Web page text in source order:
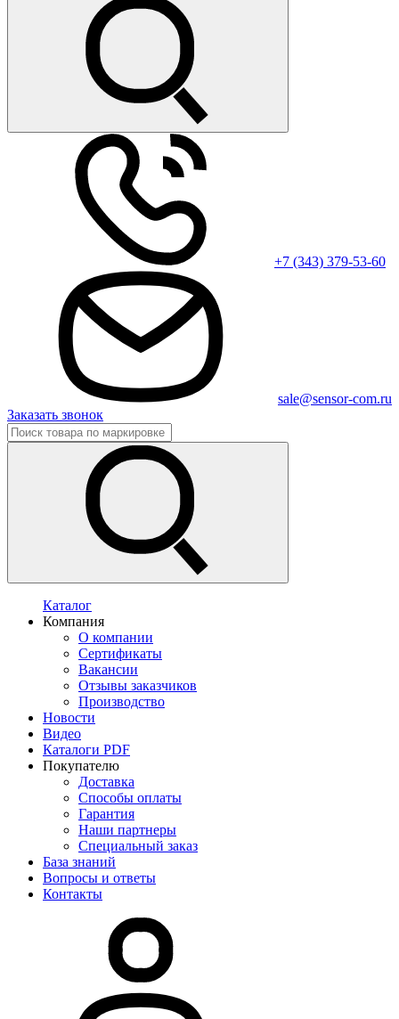
+7 (343) 379-53-60
sale@sensor-com.ru
Заказать звонок
Каталог
Компания
О компании
Сертификаты
Вакансии
Отзывы заказчиков
Производство
Новости
Видео
Каталоги PDF
Покупателю
Доставка
Способы оплаты
Гарантия
Наши партнеры
Специальный заказ
База знаний
Вопросы и ответы
Контакты